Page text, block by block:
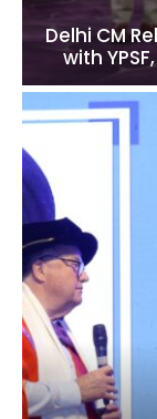
Delhi CM
with